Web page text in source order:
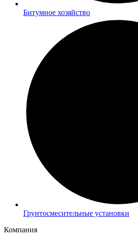
Битумное хозяйство
Грунтосмесительные установки
Компания